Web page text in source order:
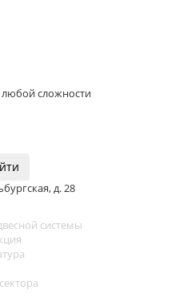
любой сложности
д. 28
системы